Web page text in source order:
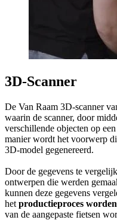
3D-Scanner
De Van Raam 3D-scanner
waarin de scanner, door
verschillende objecten op
manier wordt het voorwerp
3D-model gegenereerd.
Door de gegevens te
ontwerpen die werden
kunnen deze gegevens
het productieproces
van de aangepaste fietsen